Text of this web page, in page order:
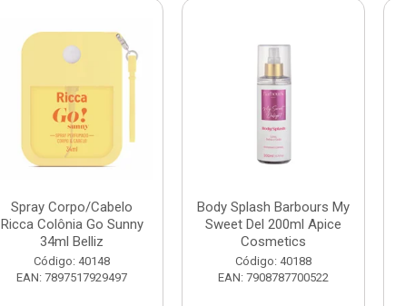
Spray Corpo/Cabelo
Ricca Colônia Go Sunny
34ml Belliz
Código: 40148
EAN: 7897517929497
Body Splash Barbours My
Sweet Del 200ml Apice
Cosmetics
Código: 40188
EAN: 7908787700522